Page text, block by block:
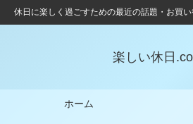
休日に楽しく過ごすための最近の話題・お買い
楽しい休日
ホーム